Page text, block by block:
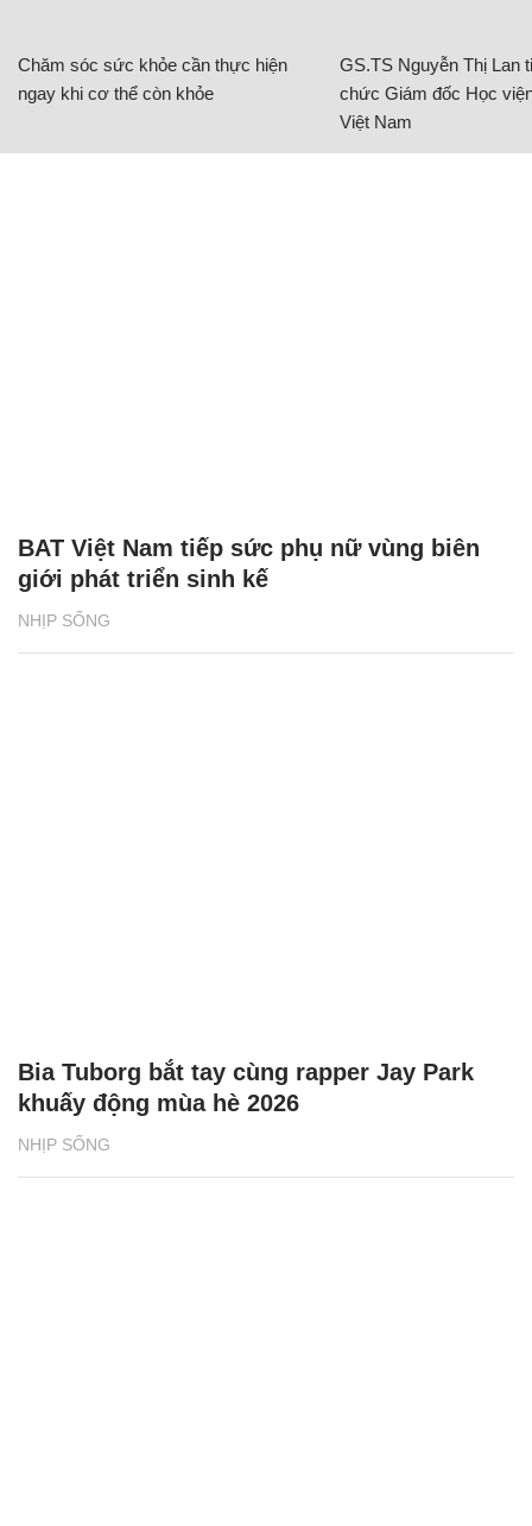
Chăm sóc sức khỏe cần thực hiện
ngay khi cơ thể còn khỏe
GS.TS Nguyễn Thị Lan
chức Giám đốc Học
Việt Nam
NHỊP SỐNG
BAT Việt Nam tiếp sức phụ nữ vùng biên
giới phát triển sinh kế
NHỊP SỐNG
Bia Tuborg bắt tay cùng rapper Jay Park
khuấy động mùa hè 2026